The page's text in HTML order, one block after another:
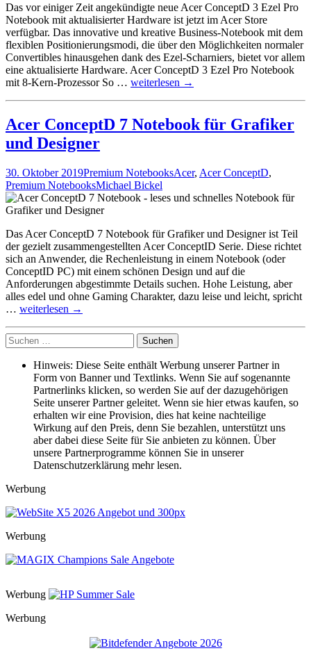
Das vor einiger Zeit angekündigte neue Acer ConceptD 3 Ezel Pro
Notebook mit aktualisierter Hardware ist jetzt im Acer Store
verfügbar. Das innovative und kreative Business-Notebook mit dem
flexiblen Positionierungsmodi, die über den Möglichkeiten normaler
Convertibles hinausgehen dank des Ezel-Scharniers, bietet vor allem
eine aktualisierte Hardware. Acer ConceptD 3 Ezel Pro Notebook
mit 8-Kern-Prozessor So … Acer
Ezel
Pro
außergewöhnlichen
Display
weiterlesen →
Acer ConceptD 7 Notebook für Grafiker
und Designer
30. Oktober 2019Premium NotebooksAcer, Acer ConceptD,
Premium NotebooksMichael Bickel
Das Acer ConceptD 7 Notebook für Grafiker und Designer ist Teil
der gezielt zusammengestellten Acer ConceptID Serie. Diese richtet
sich an Anwender, die Rechenleistung in einem Notebook (oder
ConceptID PC) mit einem schönen Design und auf die
Anforderungen abgestimmte Details suchen. Hohe Leistung, aber
alles edel und ohne Gaming Charakter, dazu leise und leicht, spricht
… Acer
7
Notebook
Grafiker
und
Designer
weiterlesen →
Suche
nach:
Hinweis: Diese Seite enthält Werbung unserer Partner in
Form von Banner und Textlinks. Wenn Sie auf sogenannte
Partnerlinks klicken, so werden Sie auf der dazugehörigen
Seite unserer Partner geleitet. Wenn sie hier etwas kaufen, so
erhalten wir eine Provision, dies hat keine nachteilige
Wirkung auf den Preis, denn Sie bezahlen, unterstützt uns
aber dabei diese Seite für Sie anbieten zu können. Über
unsere Partnerprogramme können Sie in unserer
Datenschutzerklärung mehr lesen.
Werbung
Werbung
Werbung
Werbung